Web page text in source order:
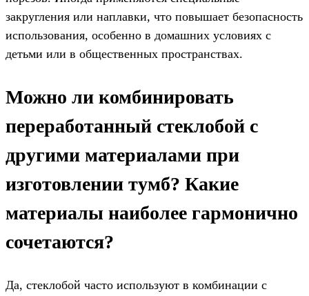
закругления или наплавки, что повышает безопасность
использования, особенно в домашних условиях с
детьми или в общественных пространствах.
Можно ли комбинировать
переработанный стеклобой с
другими материалами при
изготовлении тумб? Какие
материалы наиболее гармонично
сочетаются?
Да, стеклобой часто используют в комбинации с